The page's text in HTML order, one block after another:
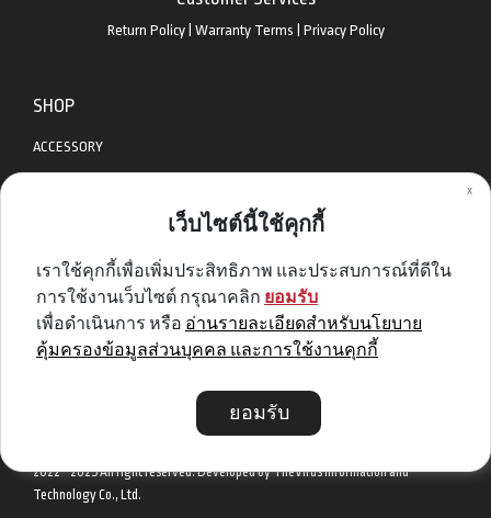
x
เว็บไซต์นี้ใช้คุกกี้
เราใช้คุกกี้เพื่อเพิ่มประสิทธิภาพ และประสบการณ์ที่ดีใน
การใช้งานเว็บไซต์ กรุณาคลิก ยอมรับ
เพื่อดำเนินการ หรือ อ่านรายละเอียดสำหรับนโยบาย
คุ้มครองข้อมูลส่วนบุคคล และการใช้งานคุกกี้
ยอมรับ
Return Policy| Warranty Terms Privacy Policy
SHOP
ACCESSORY
DIABLO BIKE
GET SPECIAL DEAL & OFFERS
Sign me up
2022 - 2025 All right reserved. Developed by TheVirus Information and
Technology Co., Ltd.